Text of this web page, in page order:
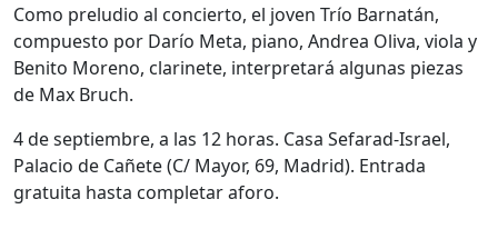
Como preludio al concierto, el joven Trío Barnatán,
compuesto por Darío Meta, piano, Andrea Oliva, viola y
Benito Moreno, clarinete, interpretará algunas piezas
de Max Bruch.
4 de septiembre, a las 12 horas. Casa Sefarad-Israel,
Palacio de Cañete (C/ Mayor, 69, Madrid). Entrada
gratuita hasta completar aforo.